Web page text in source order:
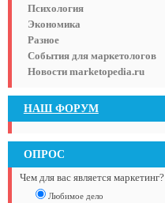
Психология
Экономика
Разное
События для маркетологов
Новости marketopedia.ru
НАШ ФОРУМ
ОПРОС
Чем для вас является маркетинг?
Любимое дело